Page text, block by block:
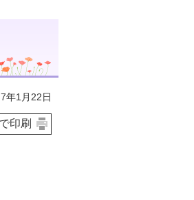
1月22日
印刷